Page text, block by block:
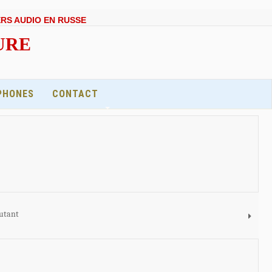
AUDIO EN RUSSE
CONTACT